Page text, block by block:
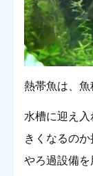
熱帯魚は、
水槽に迎え
きくなるの
やろ過設備